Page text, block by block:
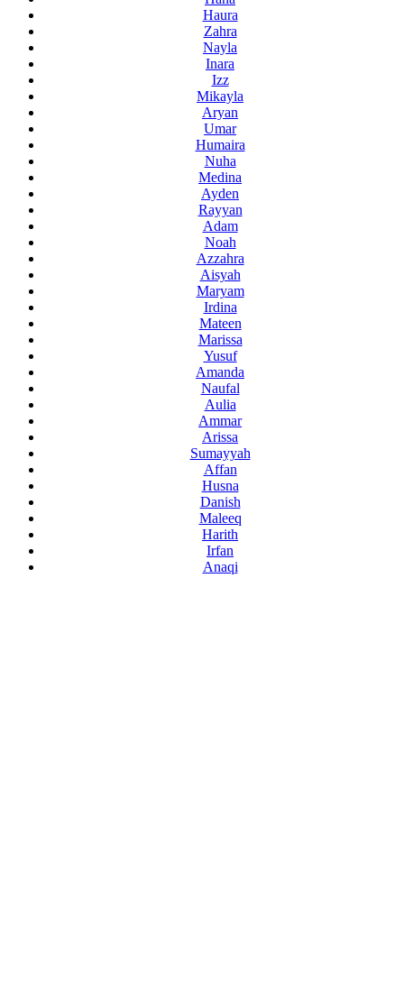
Haura
Zahra
Nayla
Inara
Izz
Mikayla
Aryan
Umar
Humaira
Nuha
Medina
Ayden
Rayyan
Adam
Noah
Azzahra
Aisyah
Maryam
Irdina
Mateen
Marissa
Yusuf
Amanda
Naufal
Aulia
Ammar
Arissa
Sumayyah
Affan
Husna
Danish
Maleeq
Harith
Irfan
Anaqi